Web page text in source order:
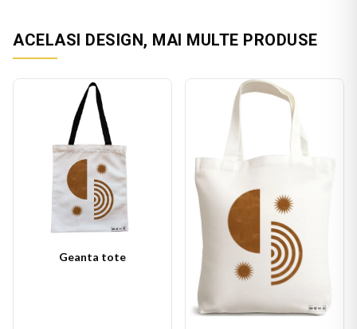
ACELASI DESIGN, MAI MULTE PRODUSE
Geanta tote